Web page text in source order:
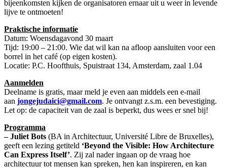
bijeenkomsten kijken de organisatoren ernaar uit u weer in levende
lijve te ontmoeten!
Praktische informatie
Datum: Woensdagavond 30 maart
Tijd: 19:00 – 21:00. Wie dat wil kan na afloop aansluiten voor een
borrel in het café (op eigen kosten).
Locatie: P.C. Hoofthuis, Spuistraat 134, Amsterdam, zaal 1.04
Aanmelden
Deelname is gratis, maar meld je even aan middels een e-mail
aan jongejudaici@gmail.com. Je ontvangt z.s.m. een bevestiging.
Let op: de capaciteit van de zaal is beperkt, dus wees er snel bij!
Programma
– Juliet Bots (BA in Architectuur, Université Libre de Bruxelles),
geeft een lezing getiteld ‘Beyond the Visible: How Architecture
Can Express Itself’. Zij zal nader ingaan op de vraag hoe
architectuur tot mensen kan spreken, hen kan inspireren, en kan